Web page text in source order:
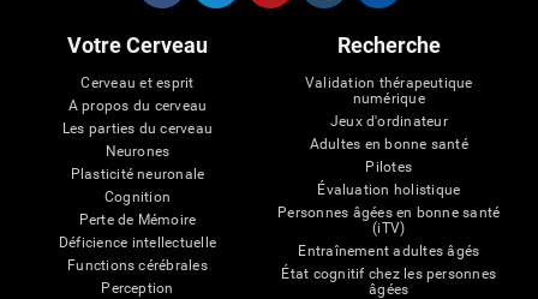
Votre Cerveau
Cerveau et esprit
A propos du cerveau
Les parties du cerveau
Neurones
Plasticité neuronale
Cognition
Perte de Mémoire
Déficience intellectuelle
Functions cérébrales
Perception
Recherche
Validation thérapeutique
numérique
Jeux d'ordinateur
Adultes en bonne santé
Pilotes
Évaluation holistique
Personnes âgées en bonne santé
(iTV)
Entraînement adultes âgés
État cognitif chez les personnes
âgées